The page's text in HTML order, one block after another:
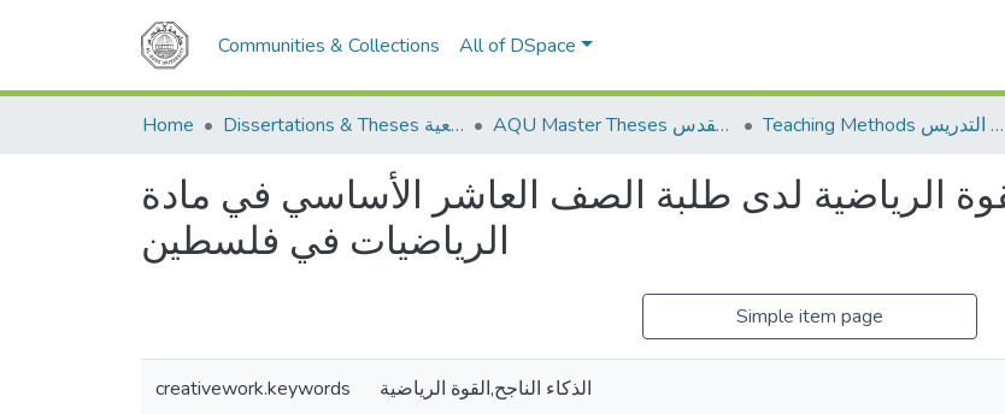
Communities & Collections All of DSpace
Home Dissertations & Theses الرسائل الجامعية AQU Master Theses الرسائل الجامعية الخاصة بجامعة القدس Teaching Methods أساليب التدريس
الرياضية لدى طلبة الصف العاشر الأساسي في مادة
الرياضيات في فلسطين
Simple item page
creativework.keywords الذكاء الناجح,القوة الرياضية